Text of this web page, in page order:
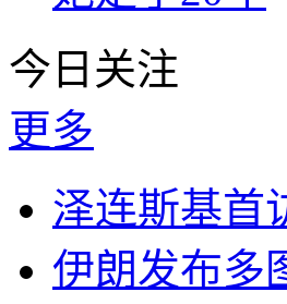
今日关注
更多
泽连斯基首
伊朗发布多